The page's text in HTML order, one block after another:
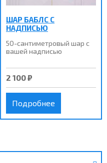
ШАР БАБЛС С
НАДПИСЬЮ
50-сантиметровый шар с
вашей надписью
2 100 ₽
Подробнее